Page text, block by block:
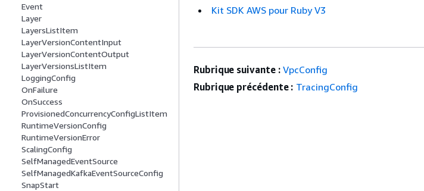
Event
Layer
LayersListItem
LayerVersionContentInput
LayerVersionContentOutput
LayerVersionsListItem
LoggingConfig
OnFailure
OnSuccess
ProvisionedConcurrencyConfigListItem
RuntimeVersionConfig
RuntimeVersionError
ScalingConfig
SelfManagedEventSource
SelfManagedKafkaEventSourceConfig
SnapStart
Kit SDK AWS pour Ruby V3
Rubrique suivante : VpcConfig
Rubrique précédente : TracingConfig